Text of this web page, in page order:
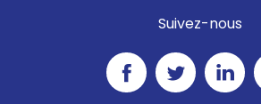
Suivez-nous